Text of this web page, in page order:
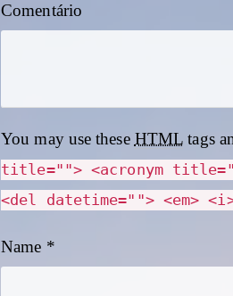
Comentário
You may use these HTML tags
title=""> <acronym
<del datetime=""> <em>
Name *